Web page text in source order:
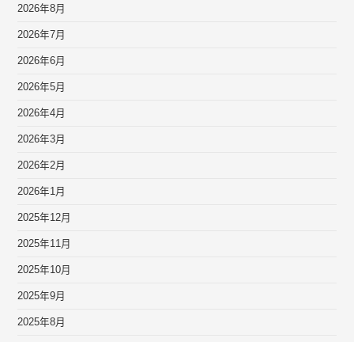
2026年8月
2026年7月
2026年6月
2026年5月
2026年4月
2026年3月
2026年2月
2026年1月
2025年12月
2025年11月
2025年10月
2025年9月
2025年8月